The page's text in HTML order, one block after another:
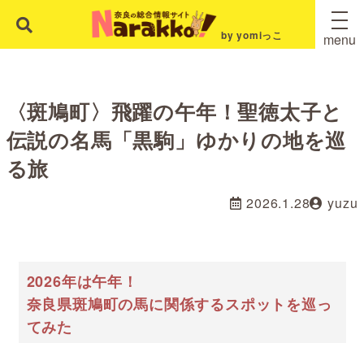
by yomiっこ menu
〈斑鳩町〉飛躍の午年！聖徳太子と
伝説の名馬「黒駒」ゆかりの地を巡
る旅
2026.1.28 yuzu
2026年は午年！
奈良県斑鳩町の馬に関係するスポットを巡っ
てみた